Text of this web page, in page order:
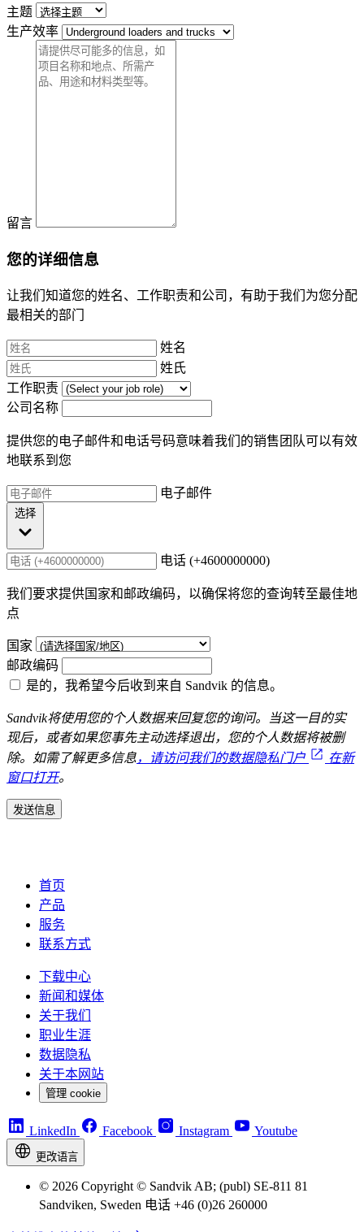
主题
生产效率
留言
您的详细信息
让我们知道您的姓名、工作职责和公司，有助于我们为您分配
最相关的部门
姓名
姓氏
工作职责
公司名称
提供您的电子邮件和电话号码意味着我们的销售团队可以有效
地联系到您
电子邮件
选择
电话 (+4600000000)
我们要求提供国家和邮政编码，以确保将您的查询转至最佳地
点
国家
邮政编码
是的，我希望今后收到来自 Sandvik 的信息。
Sandvik将使用您的个人数据来回复您的询问。当这一目的实
现后，或者如果您事先主动选择退出，您的个人数据将被删
除。如需了解更多信息，请访问我们的数据隐私门户
在新
窗口打开。
发送信息
首页
产品
服务
联系方式
下载中心
新闻和媒体
关于我们
职业生涯
数据隐私
关于本网站
管理 cookie
LinkedIn Facebook Instagram Youtube
更改语言
© 2026 Copyright © Sandvik AB; (publ) SE-811 81
Sandviken, Sweden 电话 +46 (0)26 260000